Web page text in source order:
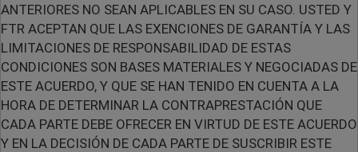
ANTERIORES NO SEAN APLICABLES EN SU CASO. USTED Y
FTR ACEPTAN QUE LAS EXENCIONES DE GARANTÍA Y LAS
LIMITACIONES DE RESPONSABILIDAD DE ESTAS
CONDICIONES SON BASES MATERIALES Y NEGOCIADAS DE
ESTE ACUERDO, Y QUE SE HAN TENIDO EN CUENTA A LA
HORA DE DETERMINAR LA CONTRAPRESTACIÓN QUE
CADA PARTE DEBE OFRECER EN VIRTUD DE ESTE ACUERDO
Y EN LA DECISIÓN DE CADA PARTE DE SUSCRIBIR ESTE